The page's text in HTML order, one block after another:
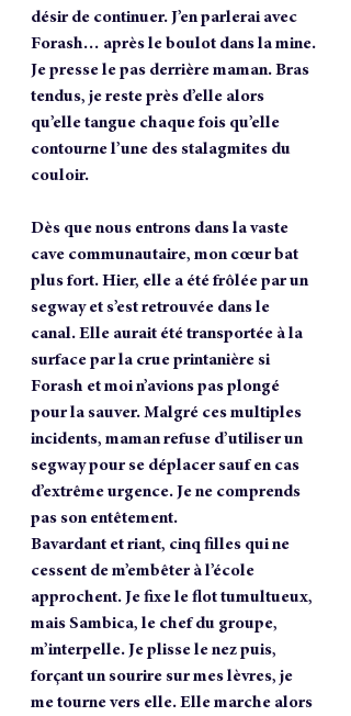
désir de continuer. J’en parlerai avec
Forash… après le boulot dans la mine.
Je presse le pas derrière maman. Bras
tendus, je reste près d’elle alors
qu’elle tangue chaque fois qu’elle
contourne l’une des stalagmites du
couloir.
Dès que nous entrons dans la vaste
cave communautaire, mon cœur bat
plus fort. Hier, elle a été frôlée par un
segway et s’est retrouvée dans le
canal. Elle aurait été transportée à la
surface par la crue printanière si
Forash et moi n’avions pas plongé
pour la sauver. Malgré ces multiples
incidents, maman refuse d’utiliser un
segway pour se déplacer sauf en cas
d’extrême urgence. Je ne comprends
pas son entêtement.
Bavardant et riant, cinq filles qui ne
cessent de m’embêter à l’école
approchent. Je fixe le flot tumultueux,
mais Sambica, le chef du groupe,
m’interpelle. Je plisse le nez puis,
forçant un sourire sur mes lèvres, je
me tourne vers elle. Elle marche alors